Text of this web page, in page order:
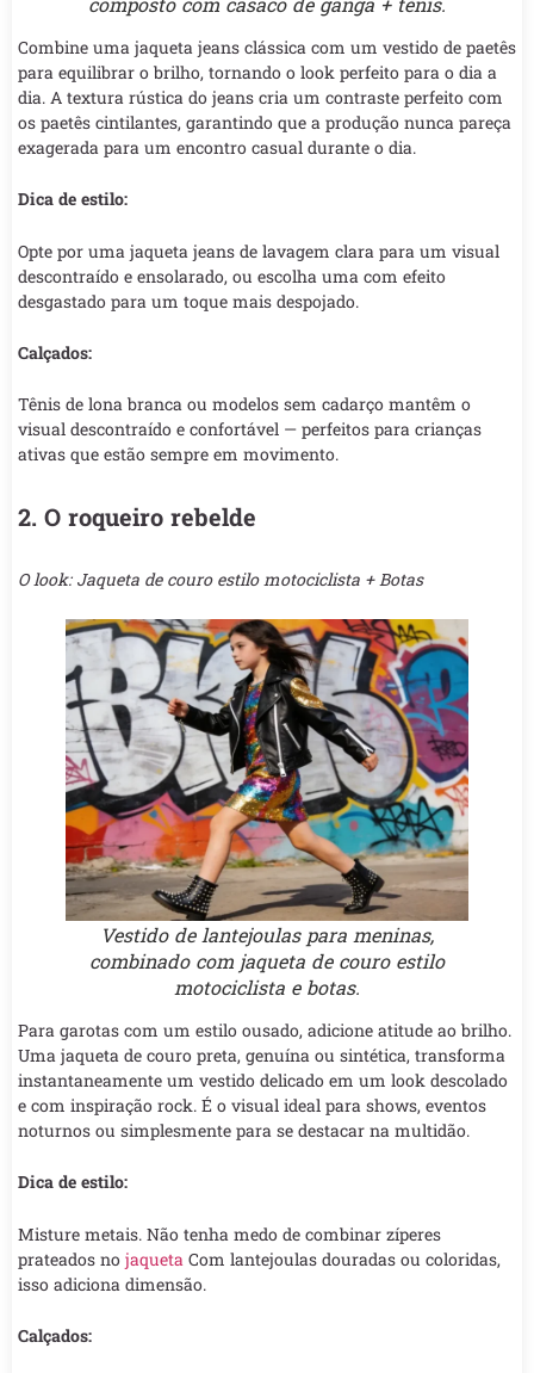
Combine uma jaqueta jeans clássica com um vestido de paetês
para equilibrar o brilho, tornando o look perfeito para o dia a
dia. A textura rústica do jeans cria um contraste perfeito com
os paetês cintilantes, garantindo que a produção nunca pareça
exagerada para um encontro casual durante o dia.
Dica de estilo:
Opte por uma jaqueta jeans de lavagem clara para um visual
descontraído e ensolarado, ou escolha uma com efeito
desgastado para um toque mais despojado.
Calçados:
Tênis de lona branca ou modelos sem cadarço mantêm o
visual descontraído e confortável — perfeitos para crianças
ativas que estão sempre em movimento.
2. O roqueiro rebelde
O look: Jaqueta de couro estilo motociclista + Botas
Vestido de lantejoulas para meninas,
combinado com jaqueta de couro estilo
motociclista e botas.
Para garotas com um estilo ousado, adicione atitude ao brilho.
Uma jaqueta de couro preta, genuína ou sintética, transforma
instantaneamente um vestido delicado em um look descolado
e com inspiração rock. É o visual ideal para shows, eventos
noturnos ou simplesmente para se destacar na multidão.
Dica de estilo:
Misture metais. Não tenha medo de combinar zíperes
prateados no jaqueta Com lantejoulas douradas ou coloridas,
isso adiciona dimensão.
Calçados: